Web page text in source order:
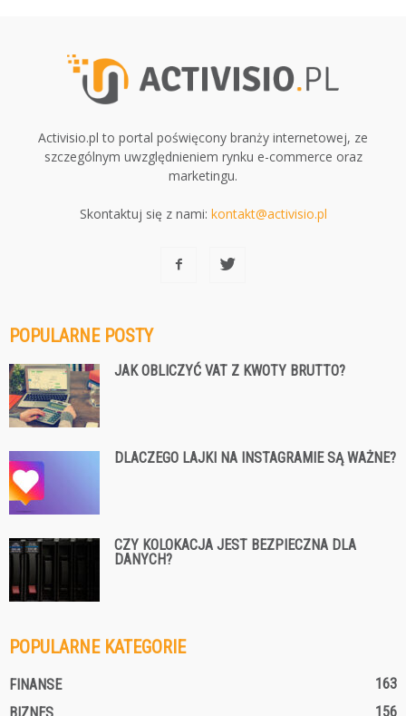
Activisio.pl to portal poświęcony branży internetowej, ze
szczególnym uwzględnieniem rynku e-commerce oraz
marketingu.
Skontaktuj się z nami: kontakt@activisio.pl
POPULARNE POSTY
JAK OBLICZYĆ VAT Z KWOTY BRUTTO?
DLACZEGO LAJKI NA INSTAGRAMIE SĄ WAŻNE?
CZY KOLOKACJA JEST BEZPIECZNA DLA
DANYCH?
POPULARNE KATEGORIE
FINANSE
163
156